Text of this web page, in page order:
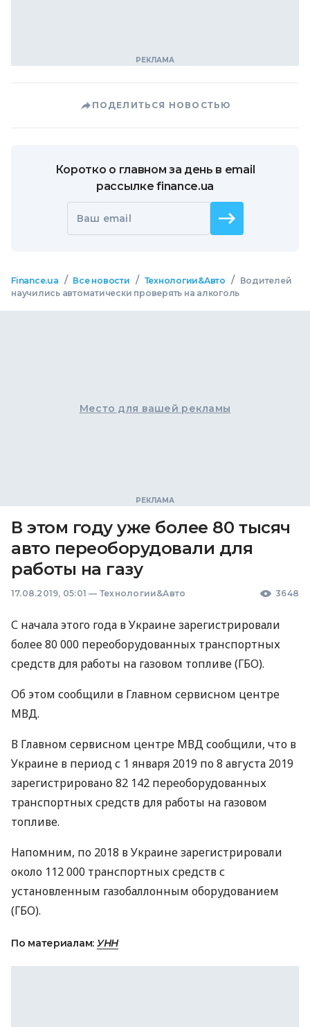
ПОДЕЛИТЬСЯ НОВОСТЬЮ
Коротко о главном за день в email
рассылке finance.ua
Ваш email
Finance.ua / Все новости / Технологии&Авто /
Водителей
научились автоматически проверять на алкоголь
Место для вашей рекламы
В этом году уже более 80 тысяч
авто переоборудовали для
работы на газу
17.08.2019, 05:01 — Технологии&Авто 3648
С начала этого года в Украине зарегистрировали
более 80 000 переоборудованных транспортных
средств для работы на газовом топливе (ГБО).
Об этом сообщили в Главном сервисном центре
МВД.
В Главном сервисном центре МВДсообщили, что в
Украине в период с 1 января 2019 по 8 августа 2019
зарегистрировано 82 142 переоборудованных
транспортных средств для работы на газовом
топливе.
Напомним, по 2018 в Украине зарегистрировали
около 112 000 транспортных средств с
установленным газобаллонным оборудованием
(ГБО).
По материалам: УНН